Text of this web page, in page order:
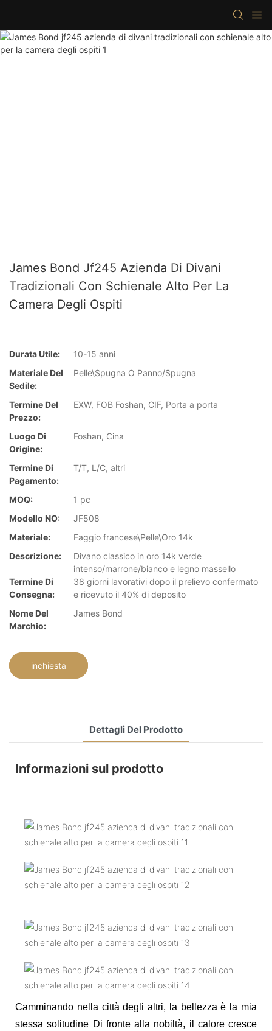
James Bond Jf245 Azienda Di Divani
Tradizionali Con Schienale Alto Per La
Camera Degli Ospiti
Durata Utile:
10-15 anni
Materiale Del
Sedile:
Pelle\Spugna O Panno/Spugna
Termine Del
Prezzo:
EXW, FOB Foshan, CIF, Porta a porta
Luogo Di
Origine:
Foshan, Cina
Termine Di
Pagamento:
T/T, L/C, altri
MOQ:
1 pc
Modello NO:
JF508
Materiale:
Faggio francese\Pelle\Oro 14k
Descrizione:
Divano classico in oro 14k verde
intenso/marrone/bianco e legno massello
Termine Di
Consegna:
38 giorni lavorativi dopo il prelievo confermato
e ricevuto il 40% di deposito
Nome Del
Marchio:
James Bond
inchiesta
Dettagli Del Prodotto
Informazioni sul prodotto
Camminando nella città degli altri, la bellezza è la mia
stessa solitudine Di fronte alla nobiltà, il calore cresce